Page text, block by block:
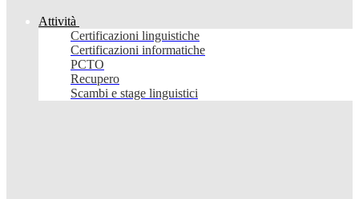
Attività
Certificazioni linguistiche
Certificazioni informatiche
PCTO
Recupero
Scambi e stage linguistici